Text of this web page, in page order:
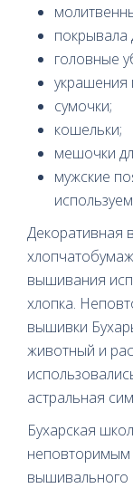
покрывала
головные
украшения
сумочки;
кошельки;
мешочки
мужские
Декоративная
вышивания
хлопка.
вышивки
животный и
астральная
Бухарская
вышивального